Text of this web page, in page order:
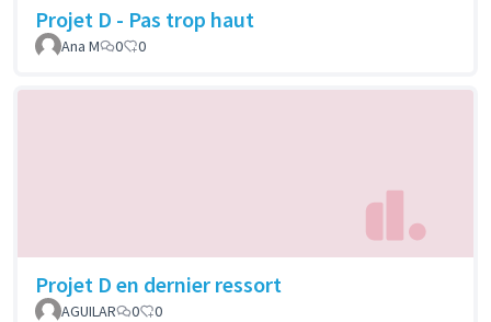
Projet D - Pas trop haut
Ana M 0 0
Projet D en dernier ressort
AGUILAR 0 0